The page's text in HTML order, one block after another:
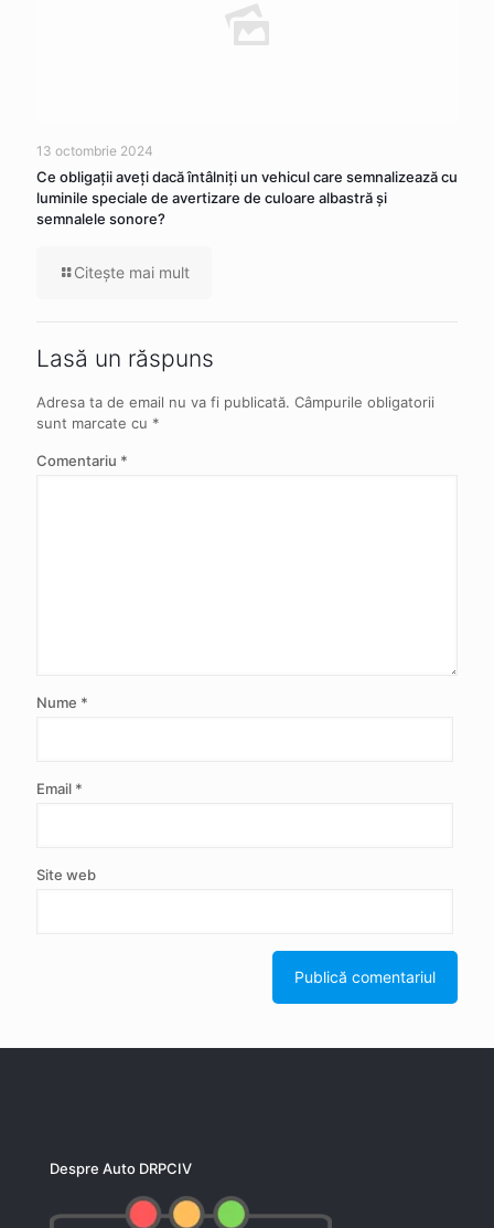
13 octombrie 2024
Ce obligaţii aveţi dacă întâlniţi un vehicul care semnalizează cu
luminile speciale de avertizare de culoare albastră şi
semnalele sonore?
Citeşte mai mult
Lasă un răspuns
Adresa ta de email nu va fi publicată. Câmpurile obligatorii
sunt marcate cu *
Comentariu *
Nume *
Email *
Site web
Despre Auto DRPCIV